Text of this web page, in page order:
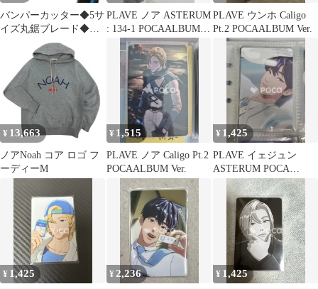
バンパーカッター◆5サ
イズ丸鋸ブレード◆六
角シャンク付き◆家庭
用電動ドリル対応
PLAVE ノア ASTERUM
: 134-1 POCAALBUM
ver.
PLAVE ウンホ Caligo
Pt.2 POCAALBUM Ver.
¥ 13,663
ノアNoah コア ロゴ フ
ーディーM
¥ 1,515
PLAVE ノア Caligo Pt.2
POCAALBUM Ver.
¥ 1,425
PLAVE イェジュン
ASTERUM POCA
ALBUM
¥ 1,425 ¥ 2,236 ¥ 1,425